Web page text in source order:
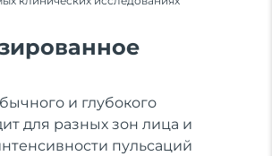
и глубокого
для разных зон лица и
пульсаций